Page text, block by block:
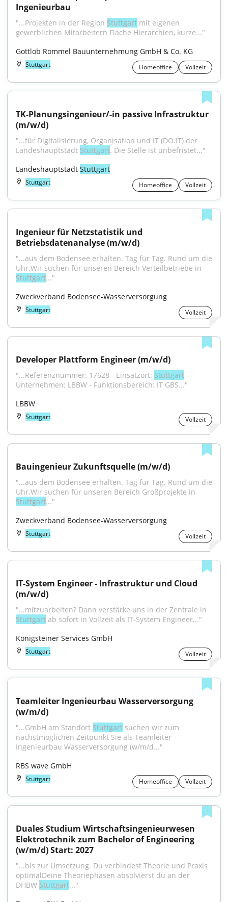
Ingenieurbau
"...Projekten in der Region Stuttgart mit eigenen
gewerblichen Mitarbeitern Flache Hierarchien, kurze..."
Gottlob Rommel Bauunternehmung GmbH & Co. KG
Stuttgart Homeoffice Vollzeit
TK-Planungsingenieur/-in passive Infrastruktur
(m/w/d)
"...für Digitalisierung, Organisation und IT (DO.IT) der
Landeshauptstadt Stuttgart. Die Stelle ist unbefristet..."
Landeshauptstadt Stuttgart
Stuttgart Homeoffice Vollzeit
Ingenieur für Netzstatistik und
Betriebsdatenanalyse (m/w/d)
"...aus dem Bodensee erhalten. Tag für Tag. Rund um die
Stuttgart..."
Zweckverband Bodensee-Wasserversorgung
Stuttgart Vollzeit
Developer Plattform Engineer (m/w/d)
"...Referenznummer: 17628 - Einsatzort: Stuttgart -
Unternehmen: LBBW - Funktionsbereich: IT GBS..."
LBBW
Stuttgart Vollzeit
Bauingenieur Zukunftsquelle (m/w/d)
"...aus dem Bodensee erhalten. Tag für Tag. Rund um die
Stuttgart..."
Zweckverband Bodensee-Wasserversorgung
Stuttgart Vollzeit
IT-System Engineer - Infrastruktur und Cloud
(m/w/d)
Stuttgart ab sofort in Vollzeit als IT-System Engineer..."
Königsteiner Services GmbH
Stuttgart Vollzeit
Teamleiter Ingenieurbau Wasserversorgung
(w/m/d)
"...GmbH am Standort Stuttgart suchen wir zum
nächstmöglichen Zeitpunkt Sie als Teamleiter
Ingenieurbau Wasserversorgung (w/m/d..."
RBS wave GmbH
Stuttgart Homeoffice Vollzeit
Duales Studium Wirtschaftsingenieurwesen
Elektrotechnik zum Bachelor of Engineering
(w/m/d) Start: 2027
"...bis zur Umsetzung. Du verbindest Theorie und Praxis
optimalDeine Theoriephasen absolvierst du an der
DHBW Stuttgart..."